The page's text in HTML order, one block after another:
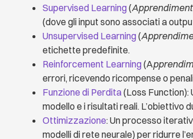
Supervised Learning (
(dove gli input sono associati a
Unsupervised Learning (
etichette predefinite.
Reinforcement Learning (A
errori, ricevendo ricompense o
Funzione di Perdita(Loss Function):
modello e i risultati reali. L’obiettivo
Ottimizzazione: Un processo
modelli di rete neurale) per ridurre